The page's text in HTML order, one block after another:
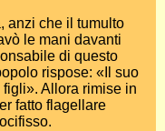
anzi che il tumulto
le mani davanti
di questo
rispose: «Il suo
Allora rimise in
fatto flagellare